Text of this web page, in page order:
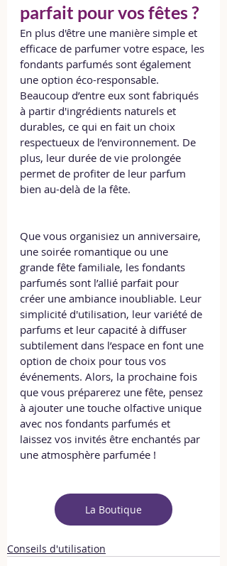
parfait pour vos fêtes ?
En plus d'être une manière simple et
efficace de parfumer votre espace, les
fondants parfumés sont également
une option éco-responsable.
Beaucoup d’entre eux sont fabriqués
à partir d'ingrédients naturels et
durables, ce qui en fait un choix
respectueux de l’environnement. De
plus, leur durée de vie prolongée
permet de profiter de leur parfum
bien au-delà de la fête.
Que vous organisiez un anniversaire,
une soirée romantique ou une
grande fête familiale, les fondants
parfumés sont l’allié parfait pour
créer une ambiance inoubliable. Leur
simplicité d'utilisation, leur variété de
parfums et leur capacité à diffuser
subtilement dans l’espace en font une
option de choix pour tous vos
événements. Alors, la prochaine fois
que vous préparerez une fête, pensez
à ajouter une touche olfactive unique
avec nos fondants parfumés et
laissez vos invités être enchantés par
une atmosphère parfumée !
La Boutique
Conseils d'utilisation